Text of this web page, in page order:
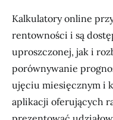
Kalkulatory online
rentowności i są
uproszczonej, jak i
porównywanie
ujęciu miesięcznym i
aplikacji oferujących